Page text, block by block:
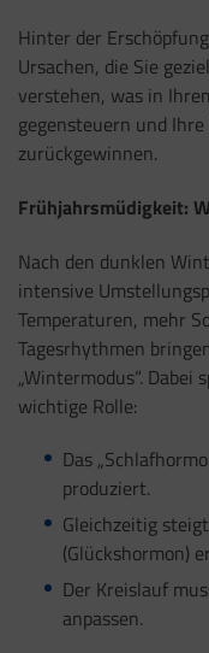
Hinter der
Ursachen, die Sie
verstehen, was in
gegensteuern und
zurückgewinnen.
Frühjahrsmüdigkeit:
Nach den dunklen
intensive
Temperaturen, mehr
Tagesrhythmen
„Wintermodus“.
wichtige Rolle:
Das
produziert.
Gleichzeitig
(Glückshormon)
Der Kreislauf
anpassen.